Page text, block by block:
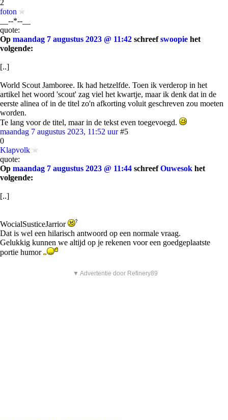
2
foton
__--*--__
quote:
Op maandag 7 augustus 2023 @ 11:42 schreefswoopie het
volgende:
[..]
World Scout Jamboree. Ik had hetzelfde. Toen ik verderop in het
artikel het woord 'scout' zag viel het kwartje, maar ik denk dat in de
eerste alinea of in de titel zo'n afkorting voluit geschreven zou moeten
worden.
Te lang voor de titel, maar in de tekst even toegevoegd.
maandag 7 augustus 2023, 11:52 uur #5
0
Klapvolk
quote:
Op maandag 7 augustus 2023 @ 11:44 schreefOuwesok het
volgende:
[..]
WocialSusticeJarrior
Dat is wel een hilarisch antwoord op een normale vraag.
Gelukkig kunnen we altijd op je rekenen voor een goedgeplaatste
portie humor
▼ Advertentie door Refinery89